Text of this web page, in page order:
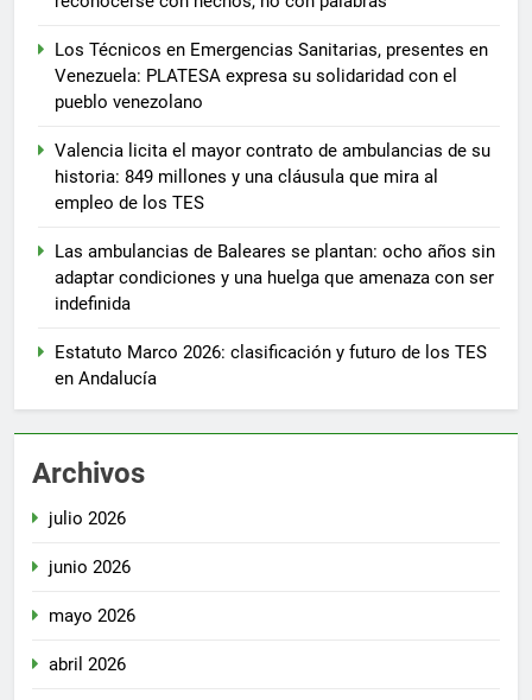
Los Técnicos en Emergencias Sanitarias, presentes en
Venezuela: PLATESA expresa su solidaridad con el
pueblo venezolano
Valencia licita el mayor contrato de ambulancias de su
historia: 849 millones y una cláusula que mira al
empleo de los TES
Las ambulancias de Baleares se plantan: ocho años sin
adaptar condiciones y una huelga que amenaza con ser
indefinida
Estatuto Marco 2026: clasificación y futuro de los TES
en Andalucía
Archivos
julio 2026
junio 2026
mayo 2026
abril 2026